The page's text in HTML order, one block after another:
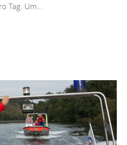
Tag. Um...